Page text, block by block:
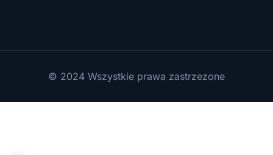
© 2024 Wszystkie prawa zastrzezone